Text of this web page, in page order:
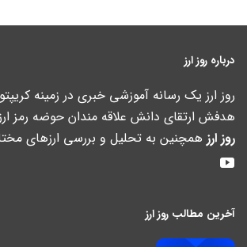
درباره روز ارز
روز ارز یک رسانه آموزشی خبری در زمینه
هدفش ارتقای دانش علاقه مندان حوضه رمز
روز ارز همچنین به تحلیل و بررسی ارزهای
آخرین مطالب روز ارز